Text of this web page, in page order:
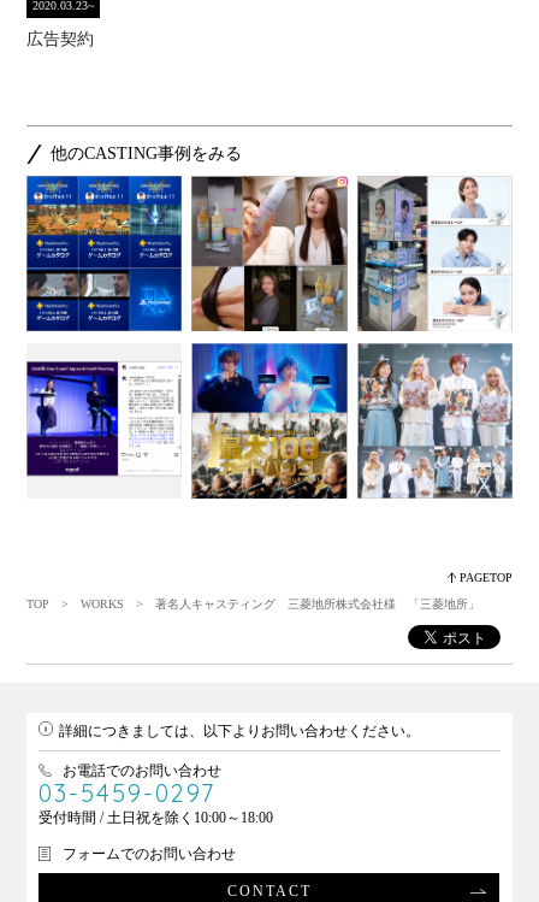
2020.03.23~
広告契約
他のCASTING事例をみる
PAGETOP
TOP
>WORKS > 著名人キャスティング 三菱地所株式会社様 「三菱地所」
詳細につきましては、以下よりお問い合わせください。
お電話でのお問い合わせ
03-5459-0297
受付時間 / 土日祝を除く10:00～18:00
フォームでのお問い合わせ
CONTACT